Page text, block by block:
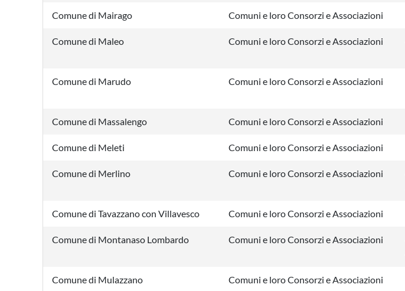
Comune di Mairago Comuni e loro Consorzi e Associazioni
Comune di Maleo Comuni e loro Consorzi e Associazioni
Comune di Marudo Comuni e loro Consorzi e Associazioni
Comune di Massalengo Comuni e loro Consorzi e Associazioni
Comune di Meleti Comuni e loro Consorzi e Associazioni
Comune di Merlino Comuni e loro Consorzi e Associazioni
Comune di Tavazzano con Villavesco Comuni e loro Consorzi e Associazioni
Comune di Montanaso Lombardo Comuni e loro Consorzi e Associazioni
Comune di Mulazzano Comuni e loro Consorzi e Associazioni